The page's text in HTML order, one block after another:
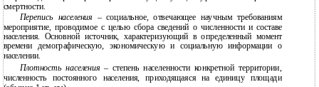
смертности.
Перепись населения – социальное, отвечающее научным требованиям
мероприятие, проводимое с целью сбора сведений о численности и составе
населения. Основной источник, характеризующий в определенный момент
времени демографическую, экономическую и социальную информации о
населении.
Плотность населения– степень населенности конкретной территории,
численность постоянного населения, приходящаяся на единицу площади